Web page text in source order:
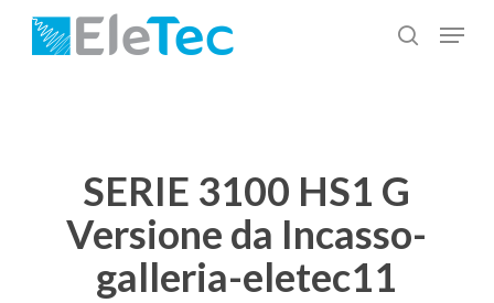
Salta
cerca
Menu
SERIE 3100 HS1 G
Versione da Incasso-
galleria-eletec11